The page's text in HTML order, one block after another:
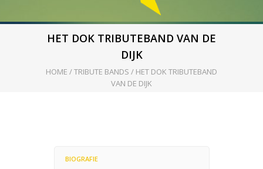
HET DOK TRIBUTEBAND VAN DE
DIJK
HOME /TRIBUTE BANDS / HET DOK TRIBUTEBAND
VAN DE DIJK
BIOGRAFIE